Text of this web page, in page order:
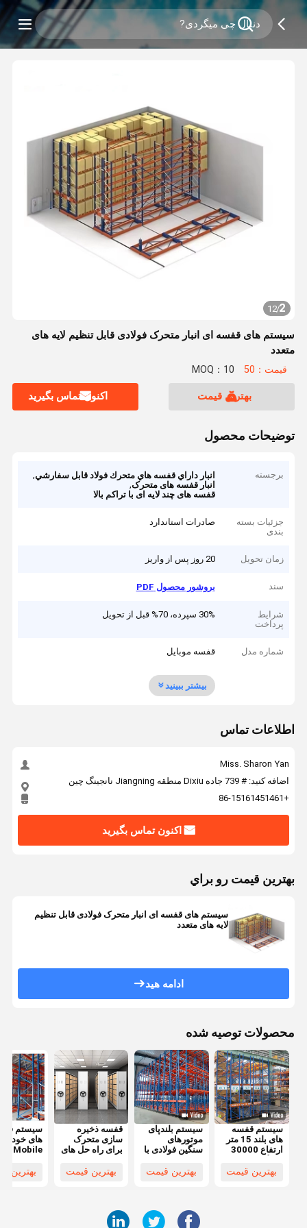
2
/
12
سیستم های قفسه ای انبار متحرک فولادی قابل تنظیم لایه های
متعدد
قیمت：50 MOQ：10
بهترین قیمت اکنون تماس بگیرید
توضیحات محصول
برجسته انبار داراي قفسه هاي متحرك فولاد قابل سفارشي,
انبار قفسه های متحرک,
قفسه های چند لایه ای با تراکم بالا
جزئیات بسته
بندی
صادرات استاندارد
زمان تحویل 20 روز پس از واریز
سند بروشور محصول PDF
شرایط
پرداخت
30% سپرده، 70% قبل از تحویل
شماره مدل قفسه موبایل
بیشتر ببینید
اطلاعات تماس
Miss. Sharon Yan
اضافه کنید: # 739 جاده Dixiu منطقه Jiangning نانجینگ چین
+86-15161451461
اکنون تماس بگیرید
بهترين قيمت رو براي
سیستم های قفسه ای انبار متحرک فولادی قابل تنظیم
لایه های متعدد
ادامه هید
محصولات توصیه شده
سیستم قفسه
های بلند 15 متر
ارتفاع 30000
پوشش پودری
بهترین قیمت
سیستم بلندپای
موتورهای
سنگین فولادی با
متر
بهترین قیمت
قفسه ذخیره
سازی متحرک
برای راه حل های
موبایل
بهترین قیمت
سیستم
Mobile
راه حل های
ذخیره
بهترین